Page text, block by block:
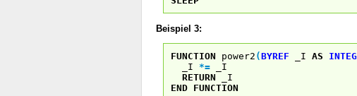
Beispiel 3:
FUNCTION power2 (BYREF _I AS
_I *= _I
RETURN _I
END FUNCTION